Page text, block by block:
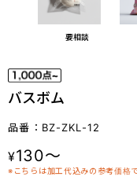
要相談
バスボム
品番：BZ-ZKL-12
¥130～
※こちらは加工代込みの参考価格で